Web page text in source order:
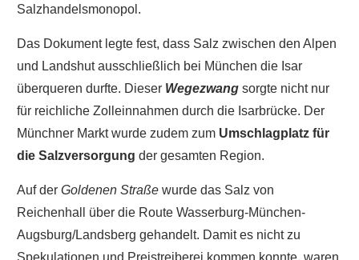
Salzhandelsmonopol.
Das Dokument legte fest, dass Salz zwischen den Alpen
und Landshut ausschließlich bei München die Isar
überqueren durfte. Dieser Wegezwang sorgte nicht nur
für reichliche Zolleinnahmen durch die Isarbrücke. Der
Münchner Markt wurde zudem zum Umschlagplatz für
die Salzversorgung der gesamten Region.
Auf der Goldenen Straße wurde das Salz von
Reichenhall über die Route Wasserburg-München-
Augsburg/Landsberg gehandelt. Damit es nicht zu
Spekulationen und Preistreiberei kommen konnte, waren